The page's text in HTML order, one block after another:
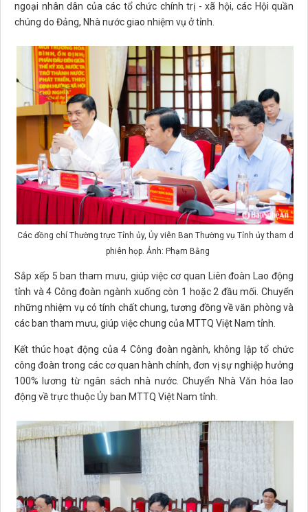
ngoại nhân dân của các tổ chức chính trị - xã hội, các Hội quần
chúng do Đảng, Nhà nước giao nhiệm vụ ở tỉnh.
Các đồng chí Thường trực Tỉnh ủy, Ủy viên Ban Thường vụ Tỉnh ủy tham dự
phiên họp. Ảnh: Phạm Bằng
Sắp xếp 5 ban tham mưu, giúp việc cơ quan Liên đoàn Lao động
tỉnh và 4 Công đoàn ngành xuống còn 1 hoặc 2 đầu mối. Chuyển
những nhiệm vụ có tính chất chung, tương đồng về văn phòng và
các ban tham mưu, giúp việc chung của MTTQ Việt Nam tỉnh.
Kết thúc hoạt động của 4 Công đoàn ngành, không lập tổ chức
công đoàn trong các cơ quan hành chính, đơn vị sự nghiệp hưởng
100% lương từ ngân sách nhà nước. Chuyển Nhà Văn hóa lao
động về trực thuộc Ủy ban MTTQ Việt Nam tỉnh.